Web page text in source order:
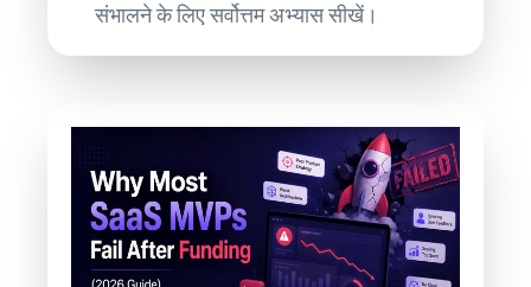
संभालने के लिए सर्वोत्तम अभ्यास सीखें।